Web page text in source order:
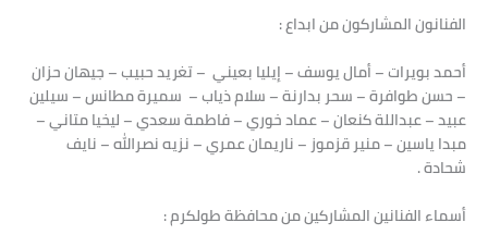
الفنانون المشاركون من ابداع :
أحمد بويرات – أمال يوسف – إيليا بعيني – تغريد حبيب – جيهان حزان
– حسن طوافرة – سحر بدارنة – سلام ذياب – سميرة مطانس – سيلين
عبيد – عبداللة كنعان – عماد خوري – فاطمة سعدي – ليخيا متاني –
مبدا ياسين – منير قزموز – ناريمان عمري – نزيه نصرالله – نايف
شحادة .
أسماء الفنانين المشاركين من محافظة طولكرم :